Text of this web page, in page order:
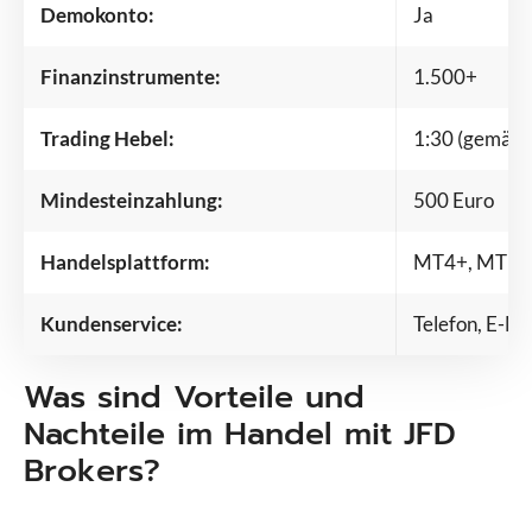
Demokonto: Ja
Finanzinstrumente: 1.500+
Trading Hebel: 1:30 (gemäß
Mindesteinzahlung: 500 Euro
Handelsplattform: MT4+,
Kundenservice: Telefon, E-
Was sind Vorteile und
Nachteile im Handel mit JFD
Brokers?